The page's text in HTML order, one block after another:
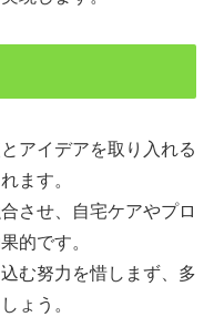
アイデアを取り入れる
ます。
させ、自宅ケアやプロ
的です。
む努力を惜しまず、多
ょう。